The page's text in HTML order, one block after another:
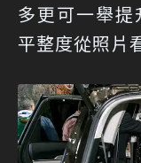
多更可一舉
平整度從照片